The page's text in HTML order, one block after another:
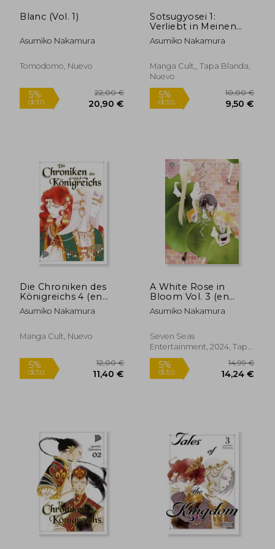
5%
dcto.
5%
dcto.
5%
dcto.
10,00 €
9,50 €
5%
dcto.
Blanc (Vol. 1)
Asumiko Nakamura
Tomodomo, Nuevo
Sotsugyosei 1:
Verliebt in Meinen
Mitschüler (en
Alemán)
Asumiko Nakamura
Manga Cult,, Tapa Blanda,
Nuevo
Die Chroniken des
Königreichs 4 (en
Alemán)
Asumiko Nakamura
Manga Cult, Nuevo
A White Rose in
Bloom Vol. 3 (en
Inglés)
Asumiko Nakamura
Seven Seas
Entertainment, 2024, Tapa
Blanda, Nuevo